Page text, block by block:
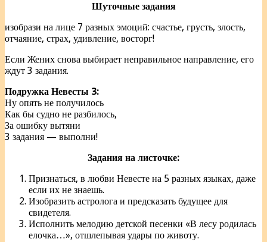
Шуточные задания
изобрази на лице 7 разных эмоций: счастье, грусть, злость,
отчаяние, страх, удивление, восторг!
Если Жених снова выбирает неправильное направление, его
ждут 3 задания.
Подружка Невесты 3:
Ну опять не получилось
Как бы судно не разбилось,
За ошибку вытяни
3 задания — выполни!
Задания на листочке:
Признаться, в любви Невесте на 5 разных языках, даже
если их не знаешь.
Изобразить астролога и предсказать будущее для
свидетеля.
Исполнить мелодию детской песенки «В лесу родилась
елочка…», отшлепывая удары по животу.